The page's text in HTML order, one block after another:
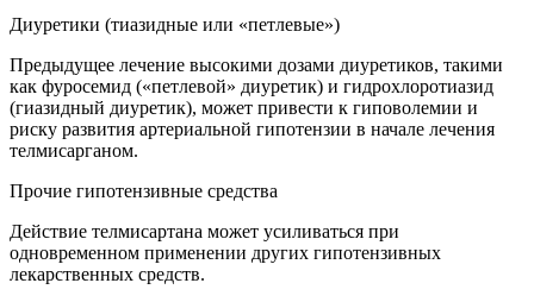
Диуретики (тиазидные или «петлевые»)
Предыдущее лечение высокими дозами диуретиков, такими
как фуросемид («петлевой» диуретик) и гидрохлоротиазид
(гиазидный диуретик), может привести к гиповолемии и
риску развития артериальной гипотензии в начале лечения
телмисарганом.
Прочие гипотензивные средства
Действие телмисартана может усиливаться при
одновременном применении других гипотензивных
лекарственных средств.